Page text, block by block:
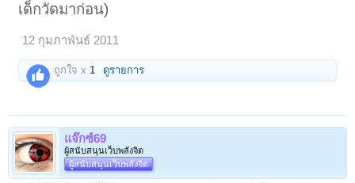
เด็กวัดมาก่อน)
12 กุมภาพันธ์ 2011
ถูกใจ x1 ดูรายการ
แจ๊กซ์69
ผู้สนับสนุนเว็บพลังจิต
ผู้สนับสนุนเว็บพลังจิต